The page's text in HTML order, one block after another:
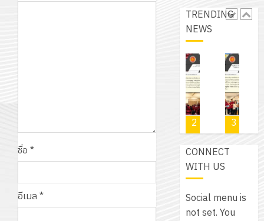
ชื่อ*
อีเมล*
TRENDING
NEWS
เสือ
อาสา
สถาน
ที่
และ
เพื่อ
เนรมิต
สไตล์
รักษ์
แผ่น
2
โครงการ
แผน
พัฒนาการ
จัดการ
ศึกษา
ของ
ศึกษา
3
สำ
CONNECT
WITH US
Social menu is
not set. You